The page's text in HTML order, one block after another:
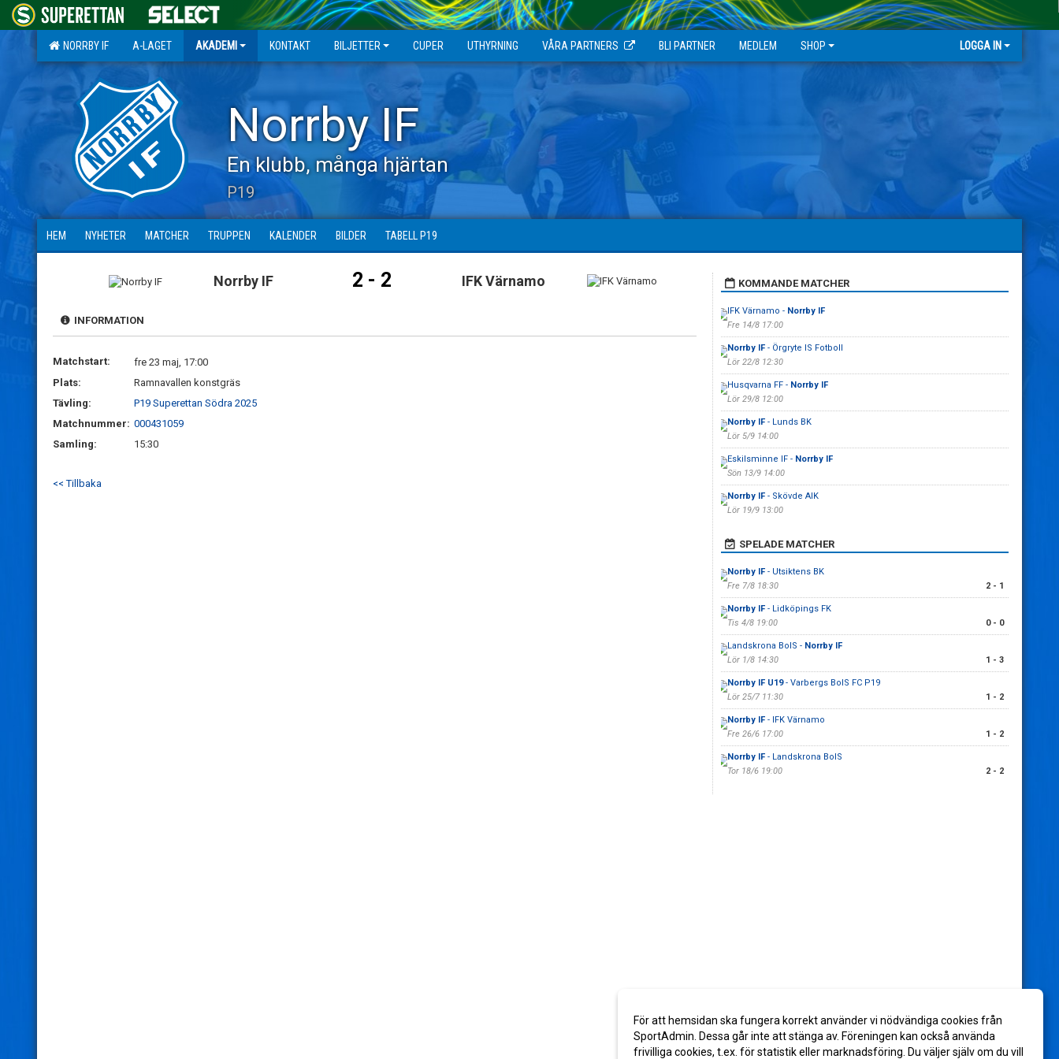
NORRBY IF A-LAGET AKADEMI KONTAKT BILJETTER CUPER UTHYRNING VÅRA PARTNERS BLI PARTNER MEDLEM SHOP LOGGA IN
Norrby IF
En klubb, många hjärtan
P19
HEM NYHETER MATCHER TRUPPEN KALENDER BILDER TABELL P19
Norrby IF 2 - 2 IFK Värnamo
INFORMATION
Matchstart:
fre 23 maj, 17:00
Plats:
Ramnavallen konstgräs
Tävling:
P19 Superettan Södra 2025
Matchnummer: 000431059
Samling:
15:30
<< Tillbaka
KOMMANDE MATCHER
IFK Värnamo - Norrby IF
Fre 14/8 17:00
Norrby IF - Örgryte IS Fotboll
Lör 22/8 12:30
Husqvarna FF - Norrby IF
Lör 29/8 12:00
Norrby IF - Lunds BK
Lör 5/9 14:00
Eskilsminne IF - Norrby IF
Sön 13/9 14:00
Norrby IF - Skövde AIK
Lör 19/9 13:00
SPELADE MATCHER
Norrby IF - Utsiktens BK
Fre 7/8 18:30
2 - 1
Norrby IF - Lidköpings FK
Tis 4/8 19:00
0 - 0
Landskrona BoIS - Norrby IF
Lör 1/8 14:30
1 - 3
Norrby IF U19- Varbergs BoIS FC P19
Lör 25/7 11:30
1 - 2
Norrby IF - IFK Värnamo
Fre 26/6 17:00
1 - 2
Norrby IF - Landskrona BoIS
Tor 18/6 19:00
2 - 2
För att hemsidan ska fungera korrekt använder vi nödvändiga cookies från
SportAdmin. Dessa går inte att stänga av. Föreningen kan också använda
frivilliga cookies, t.ex. för statistik eller marknadsföring. Du väljer själv om du vill